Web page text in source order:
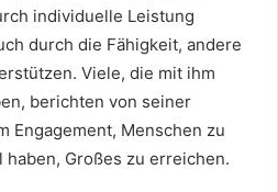
individuelle Leistung
durch die Fähigkeit, andere
Viele, die mit ihm
berichten von seiner
Engagement, Menschen zu
Großes zu erreichen.